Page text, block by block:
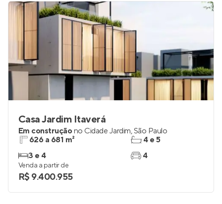
Casa Jardim Itaverá
Em construçãono Cidade Jardim,São Paulo
626 a 681 m²
3 e 4
4 e 5
4
Venda a partir de
R$ 9.400.955